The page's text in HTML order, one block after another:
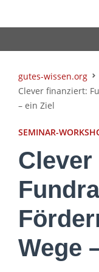
gutes-wissen.org
Clever finanziert:
– ein Ziel
SEMINAR-
Wege